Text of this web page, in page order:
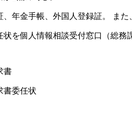
年金手帳、外国人登録証。 ま
を個人情報相談受付窓口（総務
書
書委任状